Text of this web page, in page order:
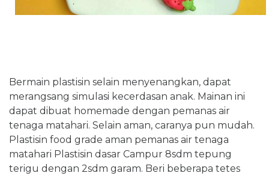
Bermain plastisin selain menyenangkan, dapat
merangsang simulasi kecerdasan anak. Mainan ini
dapat dibuat homemade dengan pemanas air
tenaga matahari. Selain aman, caranya pun mudah.
Plastisin food grade aman pemanas air tenaga
matahari Plastisin dasar Campur 8sdm tepung
terigu dengan 2sdm garam. Beri beberapa tetes